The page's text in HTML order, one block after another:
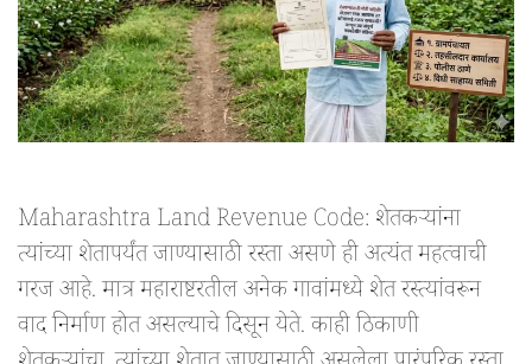
Maharashtra Land Revenue Code: शेतकऱ्यांना
त्यांच्या शेतापर्यंत जाण्यासाठी रस्ता असणे ही अत्यंत महत्वाची
गरज आहे. मात्र महाराष्टरतील अनेक गावांमध्ये शेत रस्त्यांवरून
वाद निर्माण होत असल्याचे दिसून येते. काही ठिकाणी